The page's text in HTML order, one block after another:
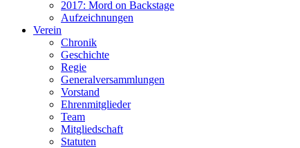
2017: Mord on Backstage
Aufzeichnungen
Verein
Chronik
Geschichte
Regie
Generalversammlungen
Vorstand
Ehrenmitglieder
Team
Mitgliedschaft
Statuten